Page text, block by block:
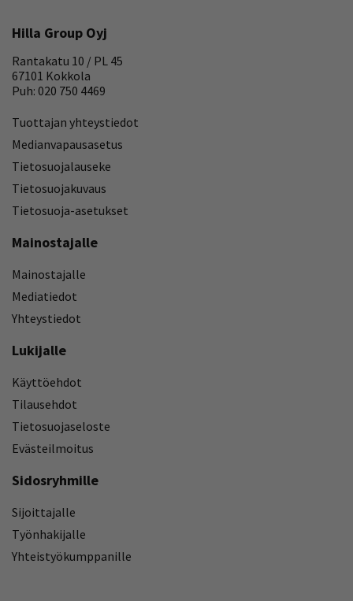
Hilla Group Oyj
Rantakatu 10 / PL 45
67101 Kokkola
Puh: 020 750 4469
Tuottajan yhteystiedot
Medianvapausasetus
Tietosuojalauseke
Tietosuojakuvaus
Tietosuoja-asetukset
Mainostajalle
Mainostajalle
Mediatiedot
Yhteystiedot
Lukijalle
Käyttöehdot
Tilausehdot
Tietosuojaseloste
Evästeilmoitus
Sidosryhmille
Sijoittajalle
Työnhakijalle
Yhteistyökumppanille